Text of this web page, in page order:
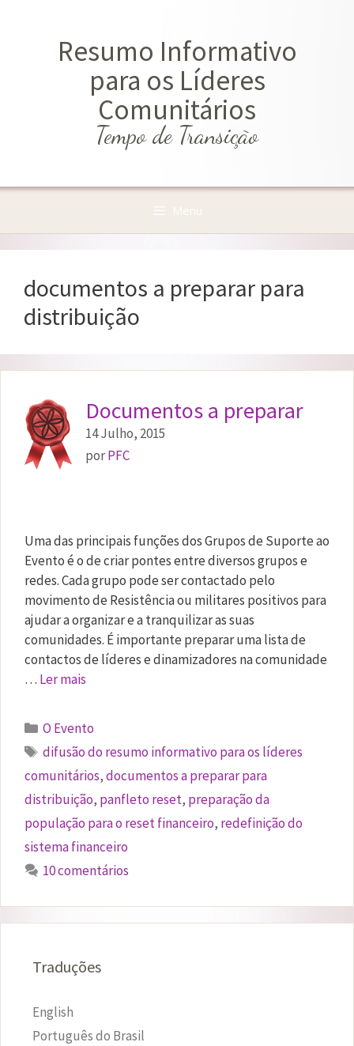
Resumo Informativo
para os Líderes
Comunitários
Tempo de Transição
Menu
documentos a preparar para
distribuição
Documentos a preparar
14 Julho, 2015
porPFC
Uma das principais funções dos Grupos de Suporte ao
Evento é o de criar pontes entre diversos grupos e
redes. Cada grupo pode ser contactado pelo
movimento de Resistência ou militares positivos para
ajudar a organizar e a tranquilizar as suas
comunidades. É importante preparar uma lista de
contactos de líderes e dinamizadores na comunidade
… Ler mais
Categorias
O Evento
Etiquetas
difusão do resumo informativo para os líderes
comunitários,documentos a preparar para
distribuição, panfleto reset, preparação da
população para o reset financeiro, redefinição do
sistema financeiro
10 comentários
Traduções
English
Português do Brasil